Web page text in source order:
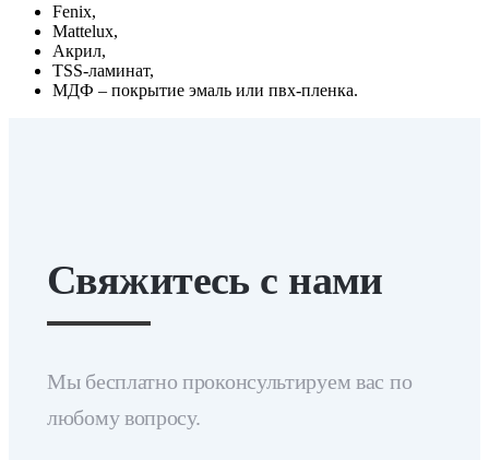
Fenix,
Mattelux,
Акрил,
TSS-ламинат,
МДФ – покрытие эмаль или пвх-пленка.
Свяжитесь с нами
Мы бесплатно проконсультируем вас по
любому вопросу.